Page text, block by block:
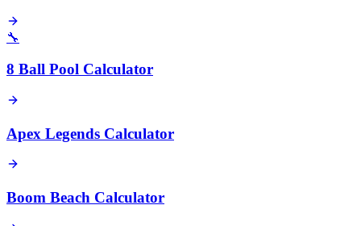
🔧
8 Ball Pool Calculator
Apex Legends Calculator
Boom Beach Calculator